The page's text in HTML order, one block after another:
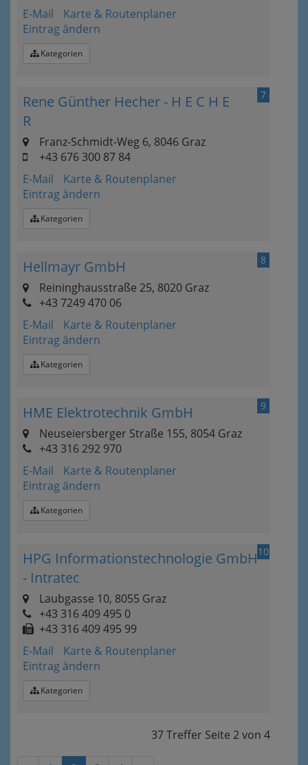
E-Mail
Karte & Routenplaner
Eintrag ändern
Kategorien
7
Rene Günther Hecher - H E C H E
R
Franz-Schmidt-Weg 6, 8046 Graz
+43 676 300 87 84
E-Mail
Karte & Routenplaner
Eintrag ändern
Kategorien
8
Hellmayr GmbH
Reininghausstraße 25, 8020 Graz
+43 7249 470 06
E-Mail
Karte & Routenplaner
Eintrag ändern
Kategorien
9
HME Elektrotechnik GmbH
Neuseiersberger Straße 155, 8054 Graz
+43 316 292 970
E-Mail
Karte & Routenplaner
Eintrag ändern
Kategorien
10
HPG Informationstechnologie GmbH
- Intratec
Laubgasse 10, 8055 Graz
+43 316 409 495 0
+43 316 409 495 99
E-Mail
Karte & Routenplaner
Eintrag ändern
Kategorien
37 Treffer Seite 2von 4